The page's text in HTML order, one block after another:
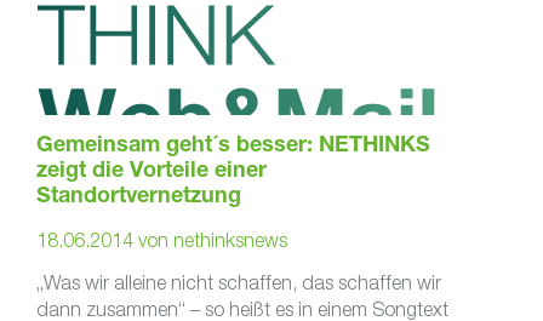
Gemeinsam geht´s besser: NETHINKS
zeigt die Vorteile einer
Standortvernetzung
18.06.2014 von nethinksnews
„Was wir alleine nicht schaffen, das schaffen wir
dann zusammen“ – so heißt es in einem Songtext